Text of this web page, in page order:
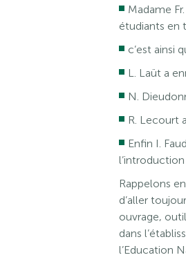
Madame
étudiants en
c’est ainsi
L. Laüt a
N.
R. Lecourt
Enfin I.
Rappelons
d’aller
ouvrage,
dans
l’Education